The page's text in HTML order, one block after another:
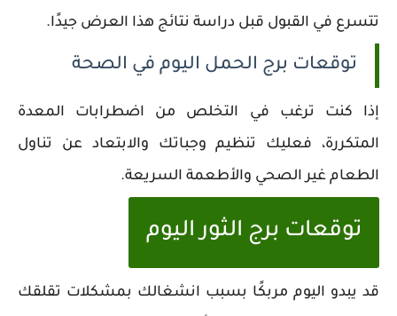
تتسرع في القبول قبل دراسة نتائج هذا العرض جيدًا.
توقعات برج الحمل اليوم في الصحة
إذا كنت ترغب في التخلص من اضطرابات المعدة
المتكررة، فعليك تنظيم وجباتك والابتعاد عن تناول
الطعام غير الصحي والأطعمة السريعة.
توقعات برج الثور اليوم
قد يبدو اليوم مربكًا بسبب انشغالك بمشكلات تقلقك